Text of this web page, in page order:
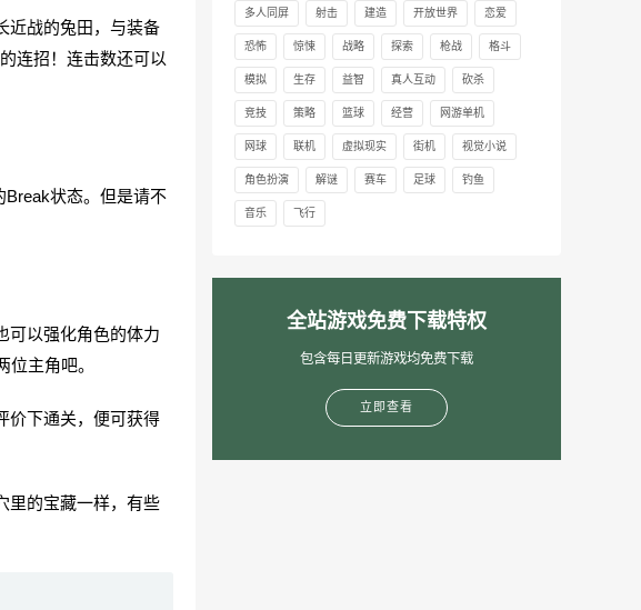
近战的兔田，与装备
连招！连击数还可以
状态。但是请不
以强化角色的体力
主角吧。
价下通关，便可获得
里的宝藏一样，有些
多人同屏 射击 建造 开放世界 恋爱
恐怖 惊悚 战略 探索 枪战 格斗
模拟 生存 益智 真人互动 砍杀
竞技 策略 篮球 经营 网游单机
网球 联机 虚拟现实 街机 视觉小说
角色扮演 解谜 赛车 足球 钓鱼
音乐 飞行
全站游戏免费下载特权
包含每日更新游戏均免费下载
立即查看